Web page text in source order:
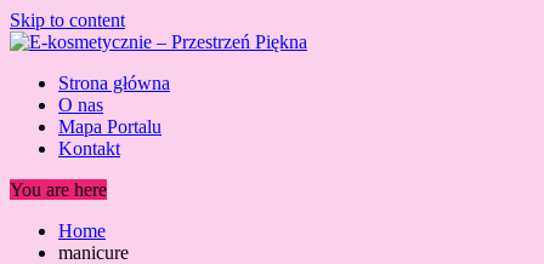
Skip to content
Strona główna
O nas
Mapa Portalu
Kontakt
You are here
Home
manicure